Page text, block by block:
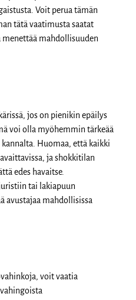
Voit perua tämän
tätä vaatimusta saatat
menettää mahdollisuuden
jos on pienikin epäilys
voi olla myöhemmin tärkeää
Huomaa, että kaikki
ja shokkitilan
edes havaitse.
tai lakiapuun
avustajaa mahdollisissa
voit vaatia